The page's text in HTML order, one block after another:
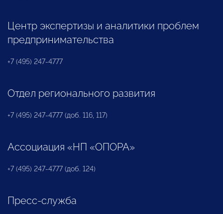
Центр экспертизы и аналитики проблем
предпринимательства
+7 (495) 247-4777
Отдел регионального развития
+7 (495) 247-4777 (доб. 116, 117)
Ассоциация «НП «ОПОРА»
+7 (495) 247-4777 (доб. 124)
Пресс-служба